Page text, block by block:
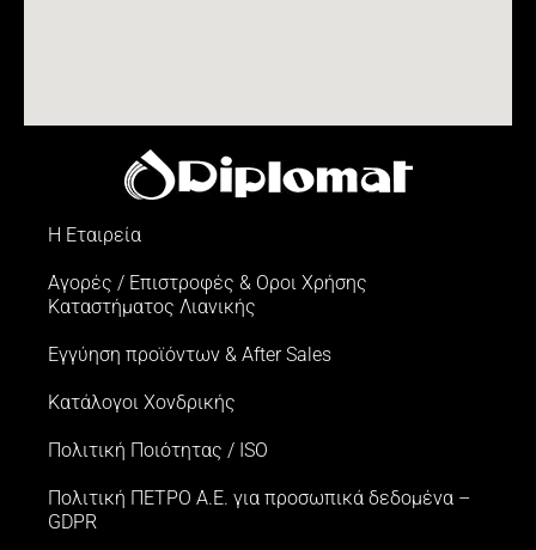
Η Εταιρεία
Αγορές / Επιστροφές & Oροι Xρήσης
Kαταστήματος Λιανικής
Εγγύηση προϊόντων & After Sales
Κατάλογοι Χονδρικής
Πολιτική Ποιότητας / ISO
Πολιτική ΠΕΤΡΟ Α.Ε. για προσωπικά δεδομένα –
GDPR